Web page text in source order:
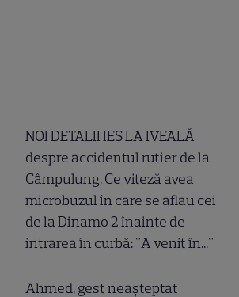
NOI DETALII IES LA IVEALĂ
despre accidentul rutier de la
Câmpulung. Ce viteză avea
microbuzul în care se aflau cei
de la Dinamo 2 înainte de
intrarea în curbă: "A venit în..."
Ahmed, gest neașteptat